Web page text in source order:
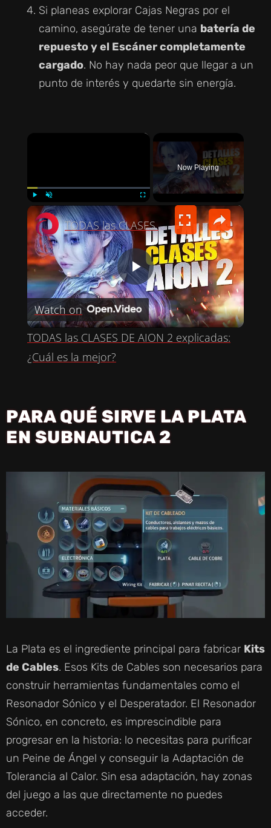
Si planeas explorar Cajas Negras por el
camino, asegúrate de tener una batería de
repuesto y el Escáner completamente
cargado. No hay nada peor que llegar a un
punto de interés y quedarte sin energía.
×
PLAY UNMUTE
Now Playing
×
P
L
V
I
D
E
O
TODAS las CLASES DE AION 2 explicadas: ¿Cuál es la mejor?
Watch on
TODAS las CLASES DE AION 2 explicadas:
¿Cuál es la mejor?
PARA QUÉ SIRVE LA PLATA
EN SUBNAUTICA 2
La Plata es el ingrediente principal para fabricar Kits
de Cables. Esos Kits de Cables son necesarios para
construir herramientas fundamentales como el
Resonador Sónico y el Desperatador. El Resonador
Sónico, en concreto, es imprescindible para
progresar en la historia: lo necesitas para purificar
un Peine de Ángel y conseguir la Adaptación de
Tolerancia al Calor. Sin esa adaptación, hay zonas
del juego a las que directamente no puedes
acceder.